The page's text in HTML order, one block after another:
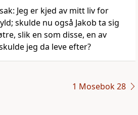
Jeg er kjed av mitt liv for
skulde nu også Jakob ta sig
slik en som disse, en av
jeg da leve efter?
1 Mosebok 28